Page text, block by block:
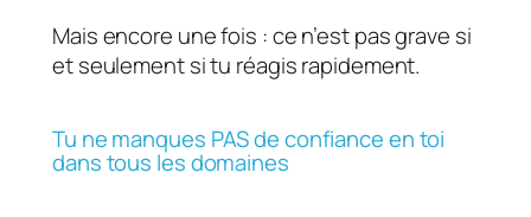
Mais encore une fois : ce n’est pas grave si
et seulement si tu réagis rapidement.
Tu ne manques PAS de confiance en toi
dans tous les domaines